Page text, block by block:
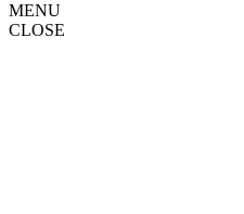
MENU
CLOSE